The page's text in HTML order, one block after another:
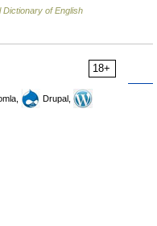
Dictionary of English
18+
Drupal,